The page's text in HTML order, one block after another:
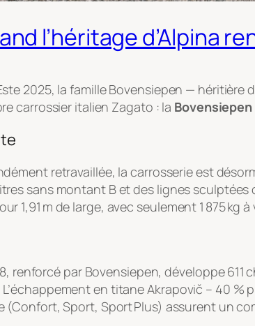
l’héritage d’Alpina
2025, la famille Bovensiepen —
carrossier italien Zagato : la
retravaillée, la carrosserie est
sans montant B et des lignes sculptées
1,91 m de large, avec seulement 1 875 kg à
renforcé par Bovensiepen, développe 611
en titane Akrapovič – 40
(Confort, Sport, Sport Plus) assurent un